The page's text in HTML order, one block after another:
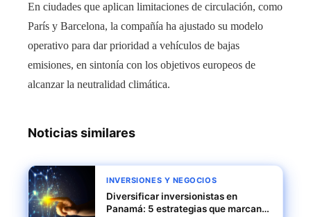
En ciudades que aplican limitaciones de circulación, como
París y Barcelona, la compañía ha ajustado su modelo
operativo para dar prioridad a vehículos de bajas
emisiones, en sintonía con los objetivos europeos de
alcanzar la neutralidad climática.
Noticias similares
INVERSIONES Y NEGOCIOS
Diversificar inversionistas en
Panamá: 5 estrategias que marcan